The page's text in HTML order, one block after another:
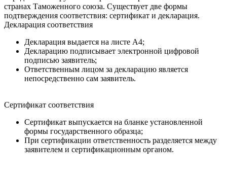
странах Таможенного союза. Существует две формы
подтверждения соответствия: сертификат и декларация.
Декларация соответствия
Декларация выдается на листе А4;
Декларацию подписывает электронной цифровой
подписью заявитель;
Ответственным лицом за декларацию является
непосредственно сам заявитель.
Сертификат соответствия
Сертификат выпускается на бланке установленной
формы государственного образца;
При сертификации ответственность разделяется между
заявителем и сертификационным органом.